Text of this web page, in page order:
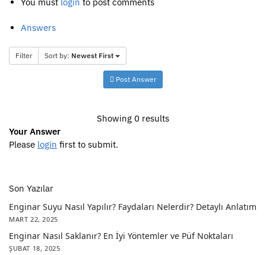
Answers
Filter Sort by: Newest First
Post Answer
Showing 0 results
Your Answer
Please login first to submit.
Son Yazılar
Enginar Suyu Nasıl Yapılır? Faydaları Nelerdir? Detaylı Anlatım
MART 22, 2025
Enginar Nasıl Saklanır? En İyi Yöntemler ve Püf Noktaları
ŞUBAT 18, 2025